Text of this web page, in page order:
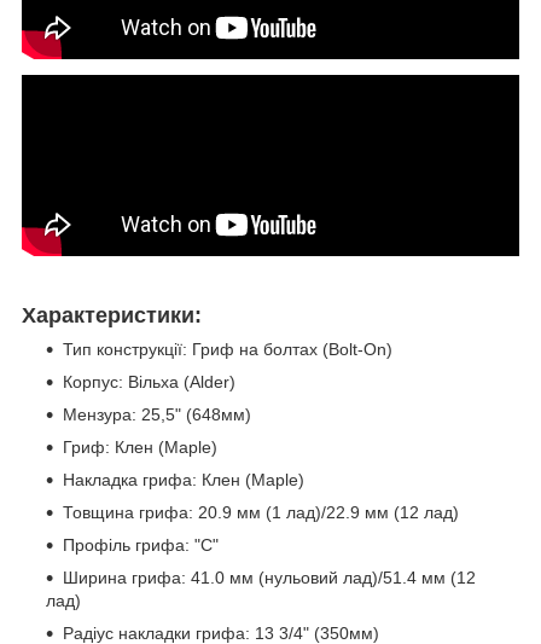
Характеристики:
Тип конструкції: Гриф на болтах (Bolt-On)
Корпус: Вільха (Alder)
Мензура: 25,5" (648мм)
Гриф: Клен (Maple)
Накладка грифа: Клен (Maple)
Товщина грифа: 20.9 мм (1 лад)/22.9 мм (12 лад)
Профіль грифа: "C"
Ширина грифа: 41.0 мм (нульовий лад)/51.4 мм (12
лад)
Радіус накладки грифа: 13 3/4" (350мм)